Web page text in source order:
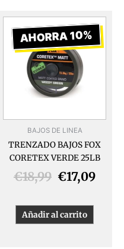
AHORRA 10%
BAJOS DE LINEA
TRENZADO BAJOS FOX
CORETEX VERDE 25LB
€18,99
El
precio
original
era:
€18,99.
€17,09
El
Añadir al carrito